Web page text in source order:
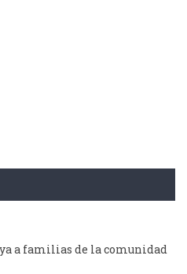
a familias de la comunidad